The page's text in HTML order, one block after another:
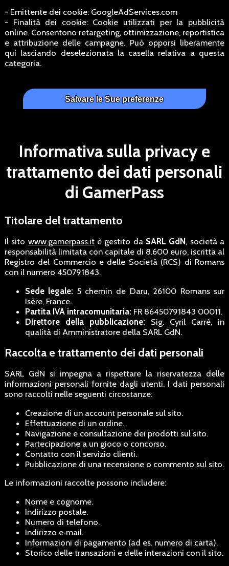
- Emittente dei cookie: GoogleAdServices.com
- Finalità dei cookie: Cookie utilizzati per la pubblicità
online. Consentono retargeting, ottimizzazione, reportistica
e attribuzione delle campagne. Può opporsi liberamente
qui lasciando deselezionata la casella relativa a questa
categoria.
Informativa sulla privacy e
trattamento dei dati personali
di GamerPass
Titolare del trattamento
Il sito www.gamerpass.itè gestito da SARL GdN, società a
responsabilità limitata con capitale di 8.600 euro, iscritta al
Registro del Commercio e delle Società (RCS) di Romans
con il numero 450791843.
Sede legale: 5 chemin de Daru, 26100 Romans sur
Isère, France.
Partita IVA intracomunitaria:FR 86450791843 00011.
Direttore della pubblicazione:Sig. Cyril Carré, in
qualità di Amministratore della SARL GdN.
Raccolta e trattamento dei dati personali
SARL GdN si impegna a rispettare la riservatezza delle
informazioni personali fornite dagli utenti. I dati personali
sono raccolti nelle seguenti circostanze:
Creazione di un account personale sul sito.
Effettuazione di un ordine.
Navigazione e consultazione dei prodotti sul sito.
Partecipazione a un gioco o concorso.
Contatto con il servizio clienti.
Pubblicazione di una recensione o commento sul sito.
Le informazioni raccolte possono includere:
Nome e cognome.
Indirizzo postale.
Numero di telefono.
Indirizzo e‑mail.
Informazioni di pagamento (ad es. numero di carta).
Storico delle transazioni e delle interazioni con il sito.